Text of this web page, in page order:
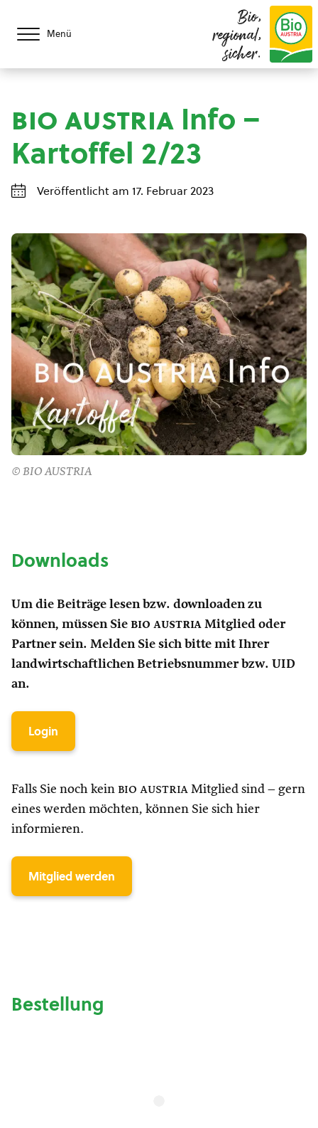
Menü
Bio,
regional,
sicher.
bio austria Info –
Kartoffel 2/23
Veröffentlicht am 17. Februar 2023
© BIO AUSTRIA
Downloads
Um die Beiträge lesen bzw. downloaden zu
können, müssen Sie bio austria Mitglied oder
Partner sein. Melden Sie sich bitte mit Ihrer
landwirtschaftlichen Betriebsnummer bzw. UID
an.
Login
Falls Sie noch kein bio austria Mitglied sind – gern
eines werden möchten, können Sie sich hier
informieren.
Mitglied werden
Bestellung